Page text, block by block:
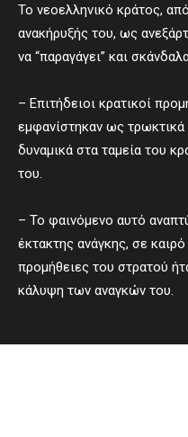
Το νεοελληνικό κράτος,
ανακήρυξής του, ως
να “παραγάγει” και
– Επιτήδειοι κρατικοί
εμφανίστηκαν ως
δυναμικά στα ταμεία του
του.
– Το φαινόμενο αυτό
έκτακτης ανάγκης, σε
προμήθειες του στρατού
κάλυψη των αναγκών του.